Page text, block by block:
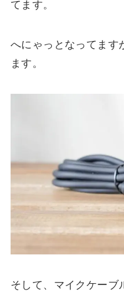
てます。
へにゃっとなってます
ます。
そして、マイクケーブ